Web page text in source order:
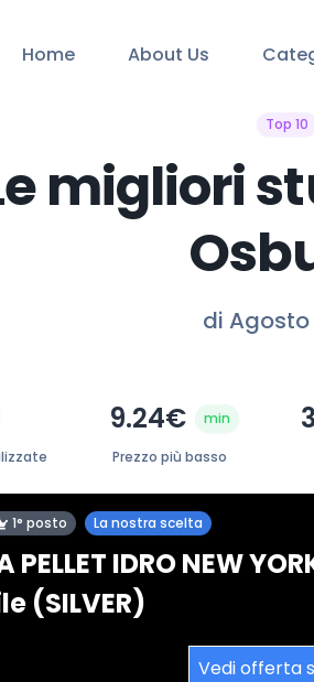
Home About Us
Top 10
migliori
di Agosto
9.24€ min
Prezzo più basso
1° posto La nostra scelta
PELLET IDRO NEW
(SILVER)
Vedi offerta